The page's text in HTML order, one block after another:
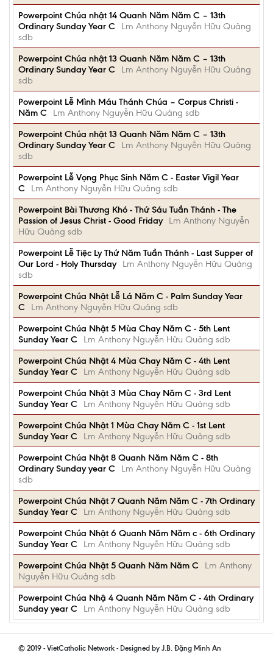
Powerpoint Chúa nhật 14 Quanh Năm Năm C – 13th
Ordinary Sunday Year C
Lm Anthony Nguyễn Hữu Quảng
sdb
Powerpoint Chúa nhật 13 Quanh Năm Năm C – 13th
Ordinary Sunday Year C
Lm Anthony Nguyễn Hữu Quảng
sdb
Powerpoint Lễ Mình Máu Thánh Chúa – Corpus Christi -
Năm C
Lm Anthony Nguyễn Hữu Quảng sdb
Powerpoint Chúa nhật 13 Quanh Năm Năm C – 13th
Ordinary Sunday Year C
Lm Anthony Nguyễn Hữu Quảng
sdb
Powerpoint Lễ Vọng Phục Sinh Năm C - Easter Vigil Year
C
Lm Anthony Nguyễn Hữu Quảng sdb
Powerpoint Bài Thương Khó - Thứ Sáu Tuần Thánh - The
Passion of Jesus Christ - Good Friday
Lm Anthony Nguyễn
Hữu Quảng sdb
Powerpoint Lễ Tiệc Ly Thứ Năm Tuần Thánh - Last Supper of
Our Lord - Holy Thursday
Lm Anthony Nguyễn Hữu Quảng
sdb
Powerpoint Chúa Nhật Lễ Lá Năm C - Palm Sunday Year
C
Lm Anthony Nguyễn Hữu Quảng sdb
Powerpoint Chúa Nhật 5 Mùa Chay Năm C - 5th Lent
Sunday Year C
Lm Anthony Nguyễn Hữu Quảng sdb
Powerpoint Chúa Nhật 4 Mùa Chay Năm C - 4th Lent
Sunday Year C
Lm Anthony Nguyễn Hữu Quảng sdb
Powerpoint Chúa Nhật 3 Mùa Chay Năm C - 3rd Lent
Sunday Year C
Lm Anthony Nguyễn Hữu Quảng sdb
Powerpoint Chúa Nhật 1 Mùa Chay Năm C - 1st Lent
Sunday Year C
Lm Anthony Nguyễn Hữu Quảng sdb
Powerpoint Chúa Nhật 8 Quanh Năm Năm C - 8th
Ordinary Sunday year C
Lm Anthony Nguyễn Hữu Quảng
sdb
Powerpoint Chúa Nhật 7 Quanh Năm Năm C - 7th Ordinary
Sunday Year C
Lm Anthony Nguyễn Hữu Quảng sdb
Powerpoint Chúa Nhật 6 Quanh Năm Năm c - 6th Ordinary
Sunday Year C
Lm Anthony Nguyễn Hữu Quảng sdb
Powerpoint Chúa Nhật 5 Quanh Năm Năm C
Lm Anthony
Nguyễn Hữu Quảng sdb
Powerpoint Chúa Nhậ 4 Quanh Năm Năm C - 4th Ordinary
Sunday year C
Lm Anthony Nguyễn Hữu Quảng sdb
© 2019 - VietCatholic Network - Designed by J.B. Đặng Minh An